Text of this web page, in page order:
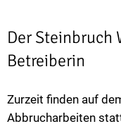
Der Steinbruch
Betreiberin
Zurzeit finden auf
Abbrucharbeiten